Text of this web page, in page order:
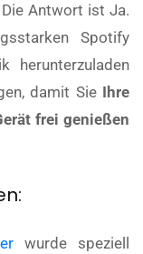
Die Antwort ist Ja.
Spotify
herunterzuladen
damit Sie Ihre
frei genießen
wurde speziell